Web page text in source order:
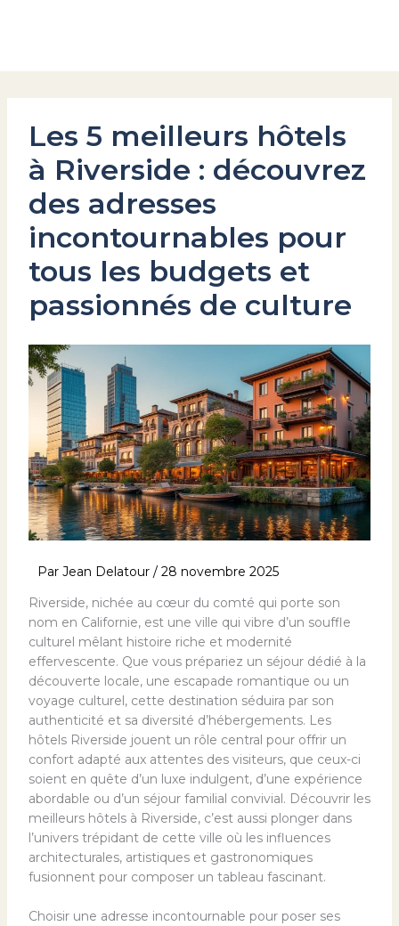
Les 5 meilleurs hôtels
à Riverside : découvrez
des adresses
incontournables pour
tous les budgets et
passionnés de culture
Par Jean Delatour / 28 novembre 2025
Riverside, nichée au cœur du comté qui porte son
nom en Californie, est une ville qui vibre d’un souffle
culturel mêlant histoire riche et modernité
effervescente. Que vous prépariez un séjour dédié à la
découverte locale, une escapade romantique ou un
voyage culturel, cette destination séduira par son
authenticité et sa diversité d’hébergements. Les
hôtels Riverside jouent un rôle central pour offrir un
confort adapté aux attentes des visiteurs, que ceux-ci
soient en quête d’un luxe indulgent, d’une expérience
abordable ou d’un séjour familial convivial. Découvrir les
meilleurs hôtels à Riverside, c’est aussi plonger dans
l’univers trépidant de cette ville où les influences
architecturales, artistiques et gastronomiques
fusionnent pour composer un tableau fascinant.
Choisir une adresse incontournable pour poser ses